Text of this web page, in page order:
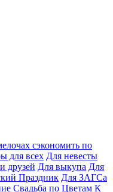
сэкономить по
для всех Для невесты
друзей Для выкупа Для
Праздник Для ЗАГСа
Свадьба по Цветам К